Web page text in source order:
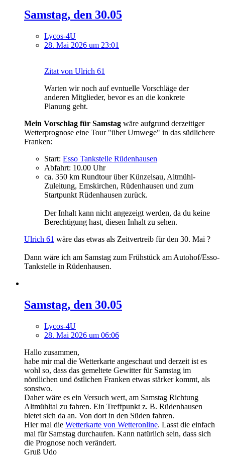
Samstag, den 30.05
Lycos-4U
28. Mai 2026 um 23:01
Zitat von Ulrich 61
Warten wir noch auf evntuelle Vorschläge der
anderen Mitglieder, bevor es an die konkrete
Planung geht.
Mein Vorschlag für Samstag wäre aufgrund derzeitiger
Wetterprognose eine Tour "über Umwege" in das südlichere
Franken:
Start: Esso Tankstelle Rüdenhausen
Abfahrt: 10.00 Uhr
ca. 350 km Rundtour über Künzelsau, Altmühl-
Zuleitung, Emskirchen, Rüdenhausen und zum
Startpunkt Rüdenhausen zurück.
Der Inhalt kann nicht angezeigt werden, da du keine
Berechtigung hast, diesen Inhalt zu sehen.
Ulrich 61 wäre das etwas als Zeitvertreib für den 30. Mai ?
Dann wäre ich am Samstag zum Frühstück am Autohof/Esso-
Tankstelle in Rüdenhausen.
Samstag, den 30.05
Lycos-4U
28. Mai 2026 um 06:06
Hallo zusammen,
habe mir mal die Wetterkarte angeschaut und derzeit ist es
wohl so, dass das gemeltete Gewitter für Samstag im
nördlichen und östlichen Franken etwas stärker kommt, als
sonstwo.
Daher wäre es ein Versuch wert, am Samstag Richtung
Altmühltal zu fahren. Ein Treffpunkt z. B. Rüdenhausen
bietet sich da an. Von dort in den Süden fahren.
Hier mal die Wetterkarte von Wetteronline. Lasst die einfach
mal für Samstag durchaufen. Kann natürlich sein, dass sich
die Prognose noch verändert.
Gruß Udo